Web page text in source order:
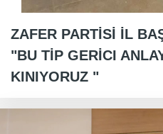
ZAFER PARTİSİ İL
"BU TİP GERİCI
KINIYORUZ "